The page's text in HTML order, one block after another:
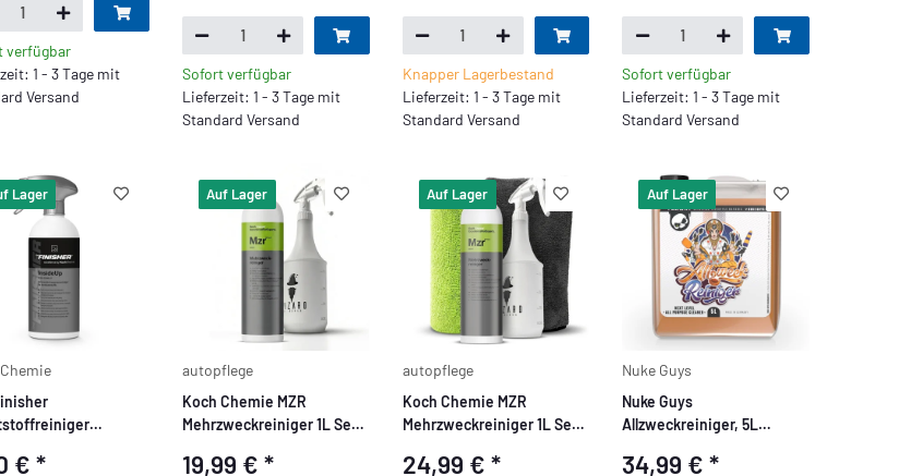
verfügbar
1 - 3 Tage mit
Versand
Sofort verfügbar
Lieferzeit: 1 - 3 Tage mit
Standard Versand
Knapper Lagerbestand
Lieferzeit: 1 - 3 Tage mit
Standard Versand
Sofort verfügbar
Lieferzeit: 1 - 3 Tage mit
Standard Versand
Lager
€*
Auf Lager
autopflege
Koch Chemie MZR
Mehrzweckreiniger 1L Set +
19,99 € *
Auf Lager
autopflege
Koch Chemie MZR
Mehrzweckreiniger 1L Set +
Zubehör
24,99 € *
Auf Lager
Nuke Guys
Nuke Guys
Allzweckreiniger, 5L
34,99 €*